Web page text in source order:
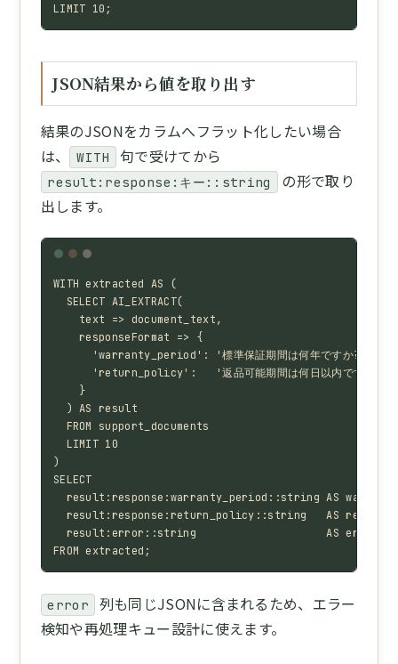
LIMIT 10;
JSON結果から値を取り出す
結果のJSONをカラムへフラット化したい場合
は、
WITH 句で受けてから
result:response:キー::string
の形で取り
出します。
WITH extracted AS (
  SELECT AI_EXTRACT(
    text => document_text,
    responseFormat => {
      'warranty_period': '標準保証期間は何年ですか?',
      'return_policy':   '返品可能期間は何日以内ですか?'
    }
  ) AS result
  FROM support_documents
  LIMIT 10
)
SELECT
result:response:warranty_period::string AS
result:response:return_policy::string   AS
result:error::string                    AS
FROM extracted;
error
列も同じJSONに含まれるため、エラー
検知や再処理キュー設計に使えます。